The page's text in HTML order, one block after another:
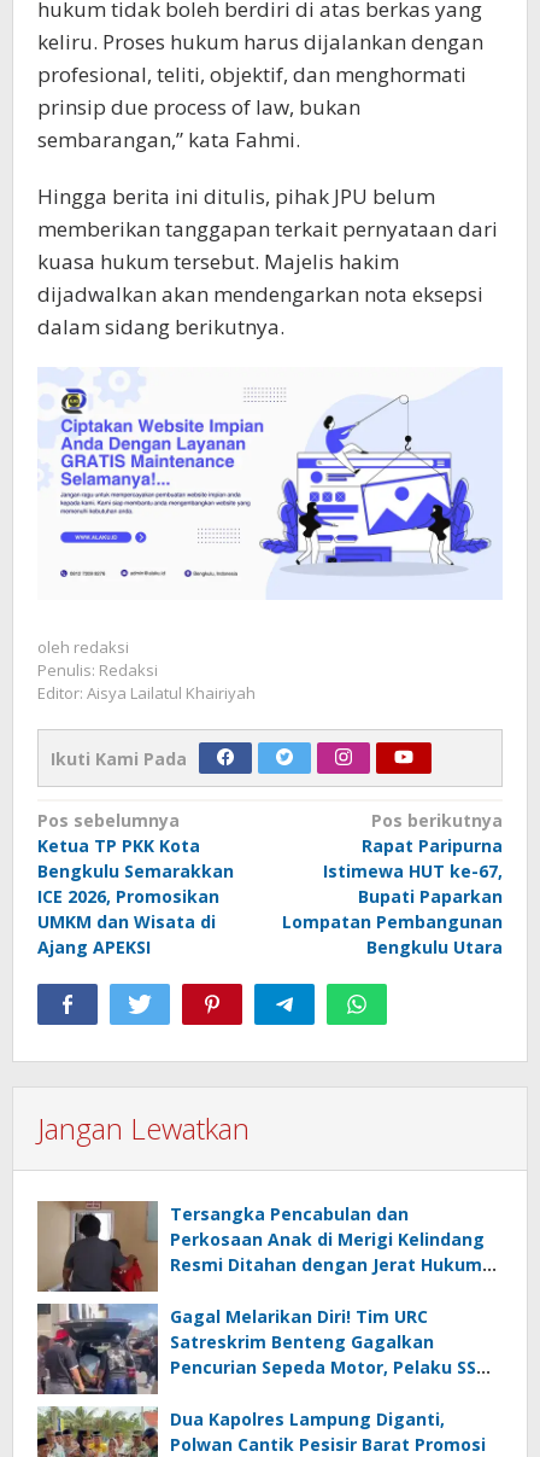
hukum tidak boleh berdiri di atas berkas yang
keliru. Proses hukum harus dijalankan dengan
profesional, teliti, objektif, dan menghormati
prinsip due process of law, bukan
sembarangan,” kata Fahmi.
Hingga berita ini ditulis, pihak JPU belum
memberikan tanggapan terkait pernyataan dari
kuasa hukum tersebut. Majelis hakim
dijadwalkan akan mendengarkan nota eksepsi
dalam sidang berikutnya.
oleh redaksi
Penulis: Redaksi
Editor: Aisya Lailatul Khairiyah
Ikuti Kami Pada
Navigasi
pos
Pos sebelumnya
Ketua TP PKK Kota
Bengkulu Semarakkan
ICE 2026, Promosikan
UMKM dan Wisata di
Ajang APEKSI
Pos berikutnya
Rapat Paripurna
Istimewa HUT ke-67,
Bupati Paparkan
Lompatan Pembangunan
Bengkulu Utara
Jangan Lewatkan
Tersangka Pencabulan dan
Perkosaan Anak di Merigi Kelindang
Resmi Ditahan dengan Jerat Hukum
Gagal Melarikan Diri! Tim URC
Satreskrim Benteng Gagalkan
Pencurian Sepeda Motor, Pelaku SS
Dua Kapolres Lampung Diganti,
Polwan Cantik Pesisir Barat Promosi